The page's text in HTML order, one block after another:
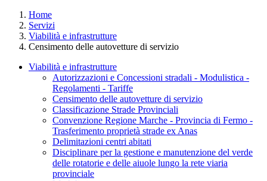
Home
Servizi
Viabilità e infrastrutture
Censimento delle autovetture di servizio
Viabilità e infrastrutture
Autorizzazioni e Concessioni stradali - Modulistica -
Regolamenti - Tariffe
Censimento delle autovetture di servizio
Classificazione Strade Provinciali
Convenzione Regione Marche - Provincia di Fermo -
Trasferimento proprietà strade ex Anas
Delimitazioni centri abitati
Disciplinare per la gestione e manutenzione del verde
delle rotatorie e delle aiuole lungo la rete viaria
provinciale